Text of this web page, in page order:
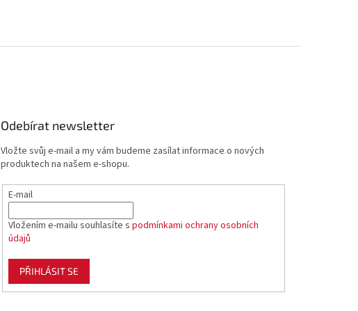
Odebírat newsletter
Vložte svůj e-mail a my vám budeme zasílat informace o nových
produktech na našem e-shopu.
E-mail
Vložením e-mailu souhlasíte spodmínkami ochrany osobních
údajů
PŘIHLÁSIT SE